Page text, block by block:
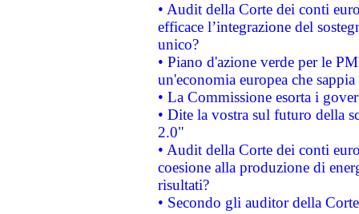
• Audit della Corte dei conti
efficace l’integrazione del
unico?
• Piano d'azione verde per le
un'economia europea che
• La Commissione esorta i
• Dite la vostra sul futuro della
2.0"
• Audit della Corte dei conti
coesione alla produzione di
risultati?
• Secondo gli auditor della